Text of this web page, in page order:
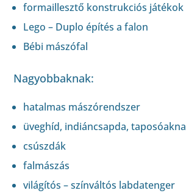
formaillesztő konstrukciós játékok
Lego – Duplo építés a falon
Bébi mászófal
Nagyobbaknak:
hatalmas mászórendszer
üveghíd, indiáncsapda, taposóakna
csúszdák
falmászás
világítós – színváltós labdatenger